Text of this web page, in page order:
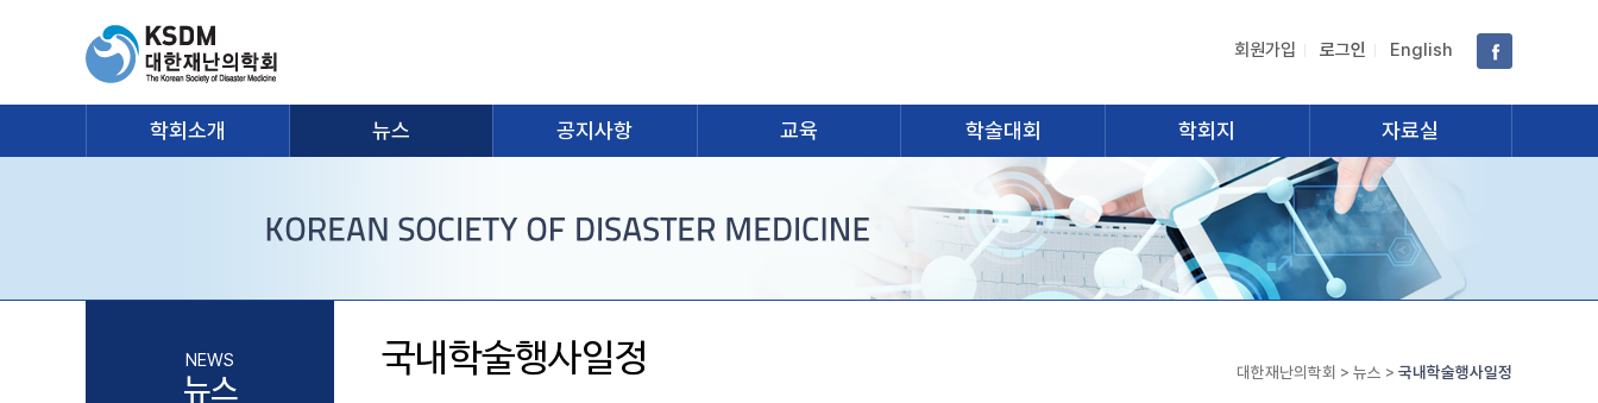
회원가입 로그인 English
학회소개 뉴스 공지사항 교육 학술대회 학회지 자료실
NEWS
뉴스
국내학술행사일정 대한재난의학회 > 뉴스 > 국내학술행사일정